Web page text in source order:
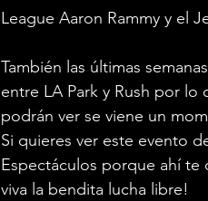
League Aaron Rammy y el
También las últimas
entre LA Park y Rush por
podrán ver se viene un
Si quieres ver este evento
Espectáculos porque ahí te
viva la bendita lucha libre!